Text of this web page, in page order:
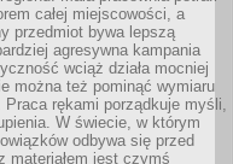
całej miejscowości, a
przedmiot bywa lepszą
agresywna kampania
wciąż działa mocniej
można też pominąć wymiaru
Praca rękami porządkuje myśli,
W świecie, w którym
odbywa się przed
materiałem jest czymś